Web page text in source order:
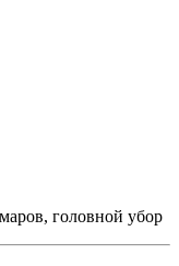
головной убор